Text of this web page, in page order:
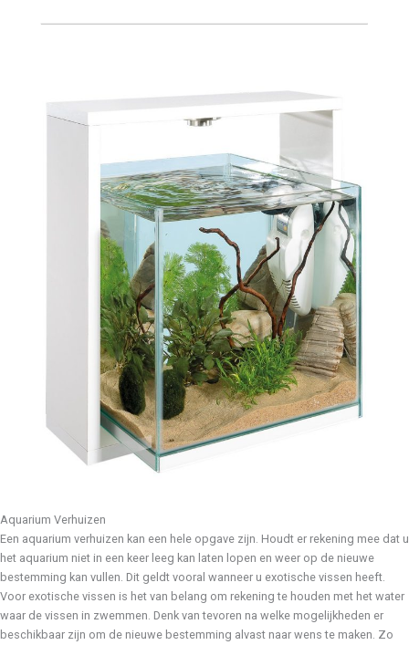
Aquarium Verhuizen
Een aquarium verhuizen kan een hele opgave zijn. Houdt er rekening mee dat u
het aquarium niet in een keer leeg kan laten lopen en weer op de nieuwe
bestemming kan vullen. Dit geldt vooral wanneer u exotische vissen heeft.
Voor exotische vissen is het van belang om rekening te houden met het water
waar de vissen in zwemmen. Denk van tevoren na welke mogelijkheden er
beschikbaar zijn om de nieuwe bestemming alvast naar wens te maken. Zo